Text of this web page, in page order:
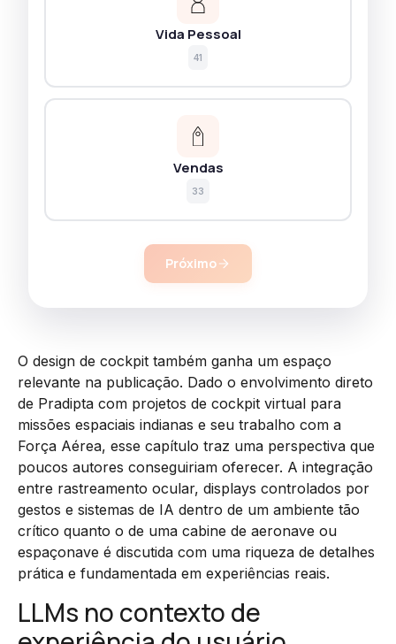
Vida Pessoal
41
Vendas
33
Próximo
O design de cockpit também ganha um espaço
relevante na publicação. Dado o envolvimento direto
de Pradipta com projetos de cockpit virtual para
missões espaciais indianas e seu trabalho com a
Força Aérea, esse capítulo traz uma perspectiva que
poucos autores conseguiriam oferecer. A integração
entre rastreamento ocular, displays controlados por
gestos e sistemas de IA dentro de um ambiente tão
crítico quanto o de uma cabine de aeronave ou
espaçonave é discutida com uma riqueza de detalhes
prática e fundamentada em experiências reais.
LLMs no contexto de